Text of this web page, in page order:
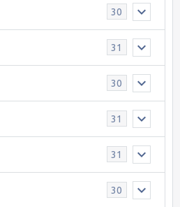
30
31
30
31
31
30